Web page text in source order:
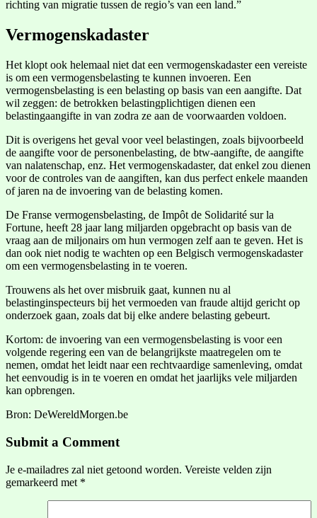
richting van migratie tussen de regio’s van een land.”
Vermogenskadaster
Het klopt ook helemaal niet dat een vermogenskadaster een vereiste
is om een vermogensbelasting te kunnen invoeren. Een
vermogensbelasting is een belasting op basis van een aangifte. Dat
wil zeggen: de betrokken belastingplichtigen dienen een
belastingaangifte in van zodra ze aan de voorwaarden voldoen.
Dit is overigens het geval voor veel belastingen, zoals bijvoorbeeld
de aangifte voor de personenbelasting, de btw-aangifte, de aangifte
van nalatenschap, enz. Het vermogenskadaster, dat enkel zou dienen
voor de controles van de aangiften, kan dus perfect enkele maanden
of jaren na de invoering van de belasting komen.
De Franse vermogensbelasting, de Impôt de Solidarité sur la
Fortune, heeft 28 jaar lang miljarden opgebracht op basis van de
vraag aan de miljonairs om hun vermogen zelf aan te geven. Het is
dan ook niet nodig te wachten op een Belgisch vermogenskadaster
om een vermogensbelasting in te voeren.
Trouwens als het over misbruik gaat, kunnen nu al
belastinginspecteurs bij het vermoeden van fraude altijd gericht op
onderzoek gaan, zoals dat bij elke andere belasting gebeurt.
Kortom: de invoering van een vermogensbelasting is voor een
volgende regering een van de belangrijkste maatregelen om te
nemen, omdat het leidt naar een rechtvaardige samenleving, omdat
het eenvoudig is in te voeren en omdat het jaarlijks vele miljarden
kan opbrengen.
Bron: DeWereldMorgen.be
Submit a Comment
Je e-mailadres zal niet getoond worden. Vereiste velden zijn
gemarkeerd met *